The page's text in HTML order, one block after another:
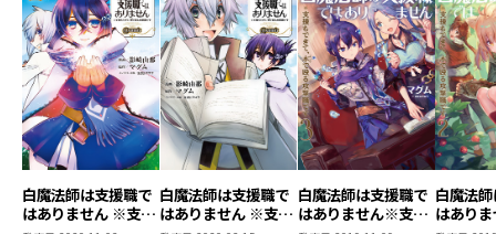
白魔法師は支援職で
はありません ※支援
白魔法師は支援職で
はありません ※支援
白魔法師は支援職で
はありません※支援
白魔法
はあり